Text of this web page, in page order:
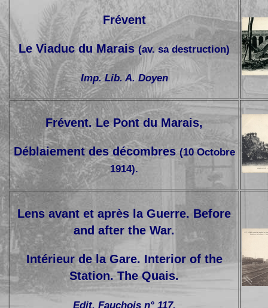
Frévent
Le Viaduc du Marais (av. sa destruction)
Imp. Lib. A. Doyen
Frévent. Le Pont du Marais,
Déblaiement des décombres(10 Octobre
1914).
Lens avant et après la Guerre. Before
and after the War.
Intérieur de la Gare. Interior of the
Station. The Quais.
Edit. Fauchois n° 117.